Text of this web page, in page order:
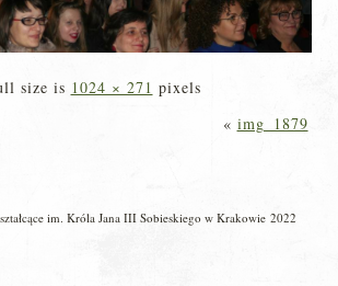
size is 1024 × 271 pixels
« img_1879
im. Króla Jana III Sobieskiego w Krakowie 2022